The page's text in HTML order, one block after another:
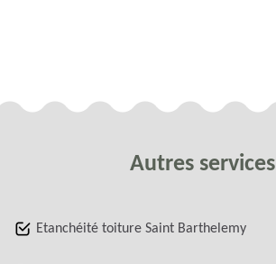
Autres services
Etanchéité toiture Saint Barthelemy